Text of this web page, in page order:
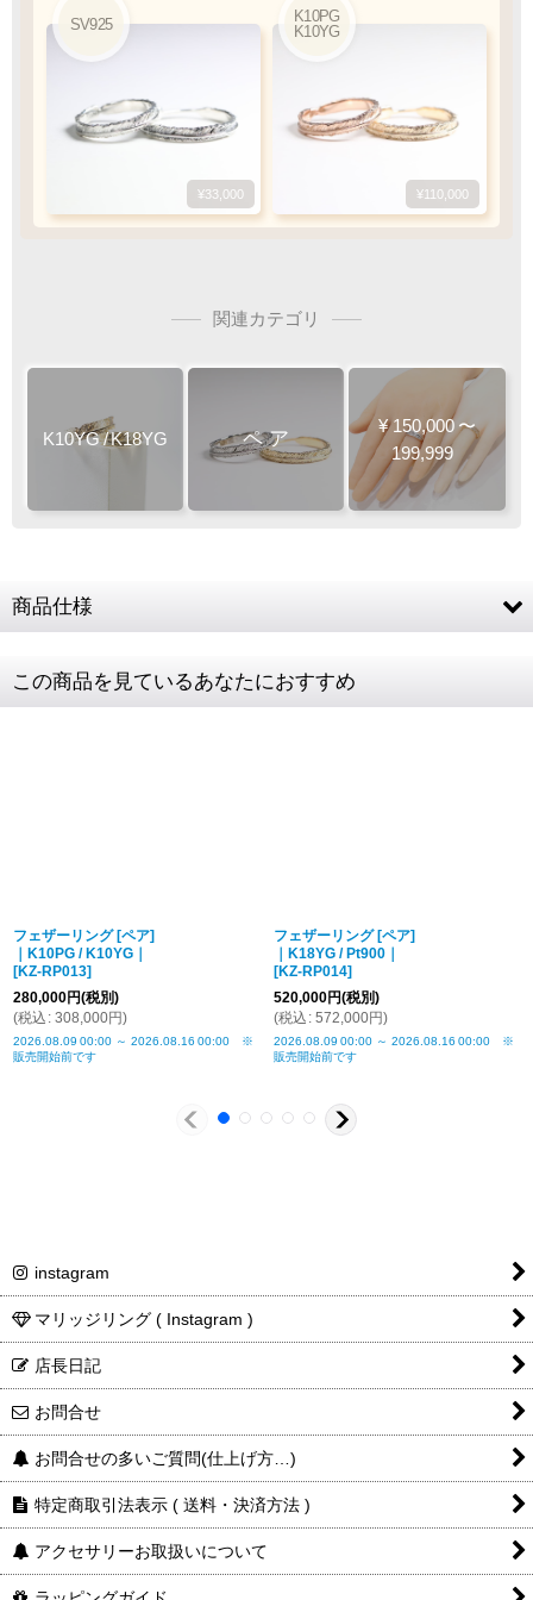
キャンセル・返品不可
サイズ等にご注意下さい
K10PG
SV925
¥173,800
K10YG
SV925
¥173,800
¥39,600
SV925
¥33,000
K10PG
K10YG
¥110,000
Pt900
K18YG
人気 人気
¥352,000 ¥451,000
¥231,000
K10YG
¥231,000
¥96,800
関連カテゴリ
K10YG/K18YG ペ ア
¥ 150,000 〜
199,999
商品仕様
素材
イエローゴールド)
この商品を見ているあなたにおすすめ
フェザーリング [ペア]
｜K10PG / K10YG｜
[KZ-RP013]
280,000円(税別)
(税込 : 308,000円)
2026.08.09 00:00 ～ 2026.08.16 00:00 ※
販売開始前です
フェザーリング [ペア]
｜K18YG / Pt900｜
[KZ-RP014]
520,000円(税別)
(税込 : 572,000円)
2026.08.09 00:00 ～ 2026.08.16 00:00 ※
販売開始前です
instagram
マリッジリング ( Instagram )
店長日記
お問合せ
お問合せの多いご質問(仕上げ方…)
特定商取引法表示 ( 送料・決済方法 )
アクセサリーお取扱いについて